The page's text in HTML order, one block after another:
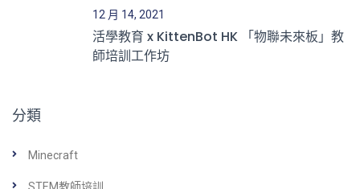
12 月 14, 2021
活學教育 x KittenBot HK 「物聯未來板」教
師培訓工作坊
分類
Minecraft